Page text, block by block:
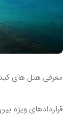
معرفی هتل های
قراردادهای ویژه